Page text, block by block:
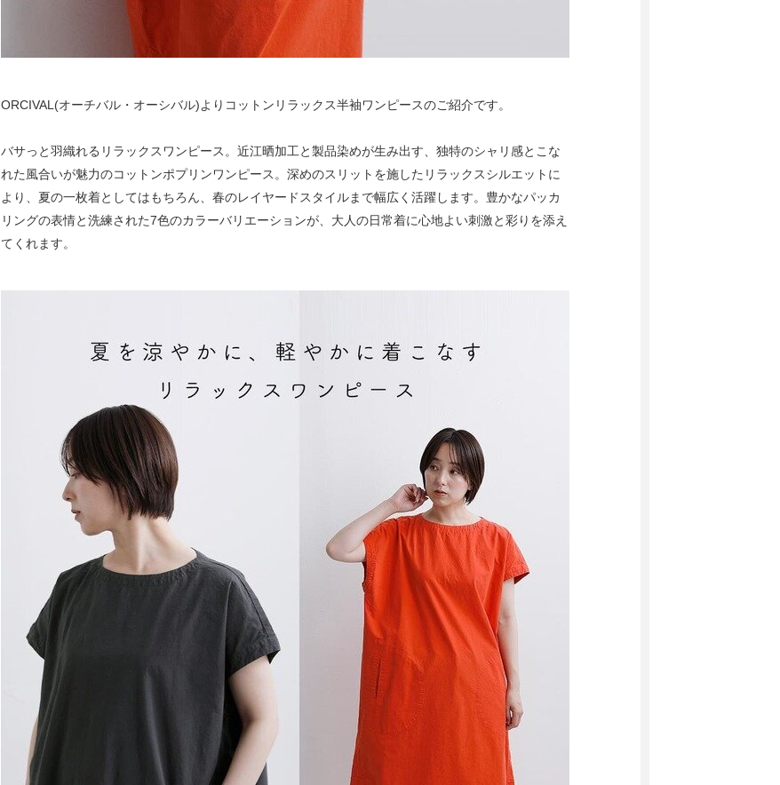
ORCIVAL(オーチバル・オーシバル)よりコットンリラックス半袖ワンピースのご紹介です。
バサっと羽織れるリラックスワンピース。近江晒加工と製品染めが生み出す、独特のシャリ感とこな
れた風合いが魅力のコットンポプリンワンピース。深めのスリットを施したリラックスシルエットに
より、夏の一枚着としてはもちろん、春のレイヤードスタイルまで幅広く活躍します。豊かなパッカ
リングの表情と洗練された7色のカラーバリエーションが、大人の日常着に心地よい刺激と彩りを添え
てくれます。